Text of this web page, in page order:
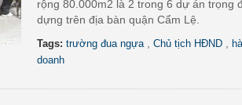
rộng 80.000m2 là 2 trong 6 dự án trọng
dựng trên địa bàn quận Cẩm Lệ.
Tags: trường đua ngựa Chủ tịch HĐND
doanh